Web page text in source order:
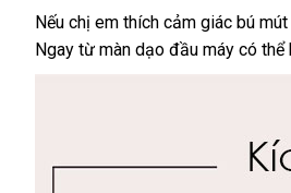
hàng
link
web
Nếu chị em thích cảm giác bú
Ngay từ màn dạo đầu máy hàng
có thể